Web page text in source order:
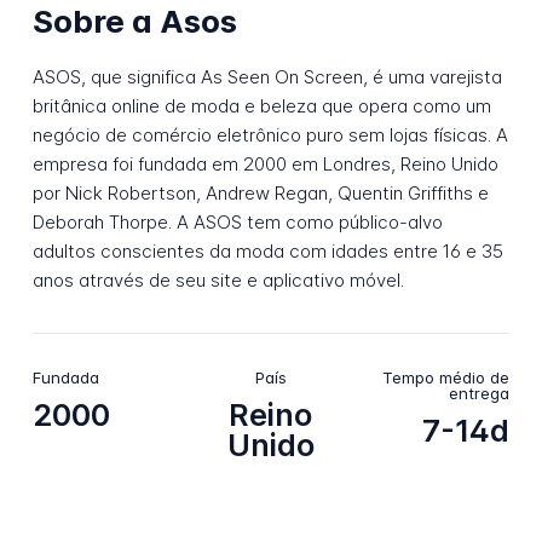
Sobre a Asos
ASOS, que significa As Seen On Screen, é uma varejista
britânica online de moda e beleza que opera como um
negócio de comércio eletrônico puro sem lojas físicas. A
empresa foi fundada em 2000 em Londres, Reino Unido
por Nick Robertson, Andrew Regan, Quentin Griffiths e
Deborah Thorpe. A ASOS tem como público-alvo
adultos conscientes da moda com idades entre 16 e 35
anos através de seu site e aplicativo móvel.
Fundada
2000
País
Reino
Unido
Tempo médio de
entrega
7-14d